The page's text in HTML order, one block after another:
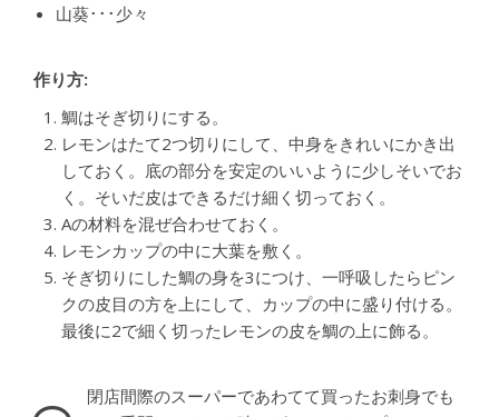
山葵･･･少々
作り方:
鯛はそぎ切りにする。
レモンはたて2つ切りにして、中身をきれいにかき出
しておく。底の部分を安定のいいように少しそいでお
く。そいだ皮はできるだけ細く切っておく。
Aの材料を混ぜ合わせておく。
レモンカップの中に大葉を敷く。
そぎ切りにした鯛の身を3につけ、一呼吸したらピン
クの皮目の方を上にして、カップの中に盛り付ける。
最後に2で細く切ったレモンの皮を鯛の上に飾る。
閉店間際のスーパーであわてて買ったお刺身でも